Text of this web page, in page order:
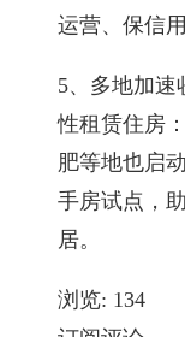
运营、保信
5、多地加速
性租赁住房
肥等地也启
手房试点，
居。
浏览: 134